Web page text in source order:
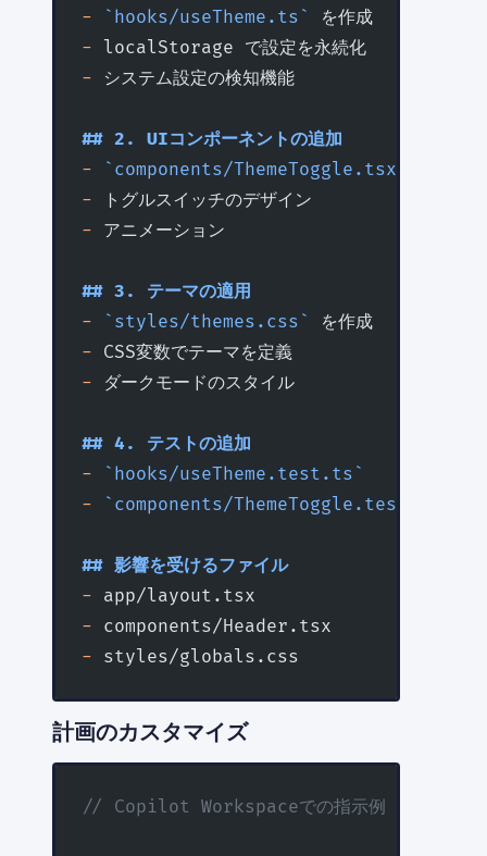
- `hooks/useTheme.ts`
を作成
- localStorage で設定を永続化
- システム設定の検知機能
## 2. UIコンポーネントの追加
- `components/ThemeToggle.tsx`
- トグルスイッチのデザイン
- アニメーション
## 3. テーマの適用
- `styles/themes.css`
を作成
- CSS変数でテーマを定義
- ダークモードのスタイル
## 4. テストの追加
- `hooks/useTheme.test.ts`
- `components/ThemeToggle.test.tsx`
## 影響を受けるファイル
- app/layout.tsx
- components/Header.tsx
- styles/globals.css
計画のカスタマイズ
// Copilot Workspaceでの指示例